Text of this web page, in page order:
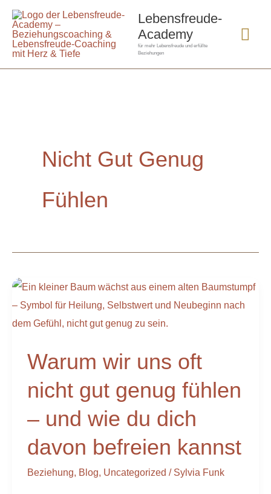
Zum
Inhalt
springen
Lebensfreude-
Academy
für mehr Lebensfreude und erfüllte
Beziehungen
Nicht Gut Genug
Fühlen
Warum wir uns oft
nicht gut genug fühlen
– und wie du dich
davon befreien kannst
Beziehung, Blog, Uncategorized / Sylvia Funk
Warum
wir
uns
nicht
genug
fühlen
und
wie